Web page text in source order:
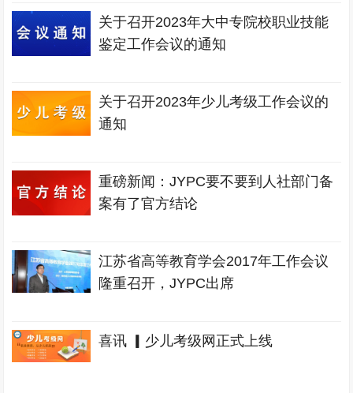
关于召开2023年大中专院校职业技能
鉴定工作会议的通知
关于召开2023年少儿考级工作会议的
通知
重磅新闻：JYPC要不要到人社部门备
案有了官方结论
江苏省高等教育学会2017年工作会议
隆重召开，JYPC出席
喜讯 ▎少儿考级网正式上线